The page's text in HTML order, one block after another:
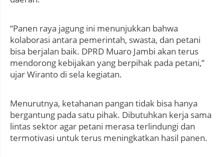
“Panen raya jagung ini menunjukkan bahwa
kolaborasi antara pemerintah, swasta, dan petani
bisa berjalan baik. DPRD Muaro Jambi akan terus
mendorong kebijakan yang berpihak pada petani,”
ujar Wiranto di sela kegiatan.
Menurutnya, ketahanan pangan tidak bisa hanya
bergantung pada satu pihak. Dibutuhkan kerja sama
lintas sektor agar petani merasa terlindungi dan
termotivasi untuk terus meningkatkan hasil panen.